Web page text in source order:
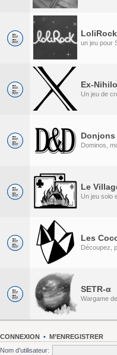
LoliRock
un jeu pour
Ex-Nihilo
Un jeu de
Donjons
Dominos,
Le
Un jeu solo
Les
Découpez,
SETR-α
Wargame
CONNEXION • M’ENREGISTRER
Nom d’utilisateur: